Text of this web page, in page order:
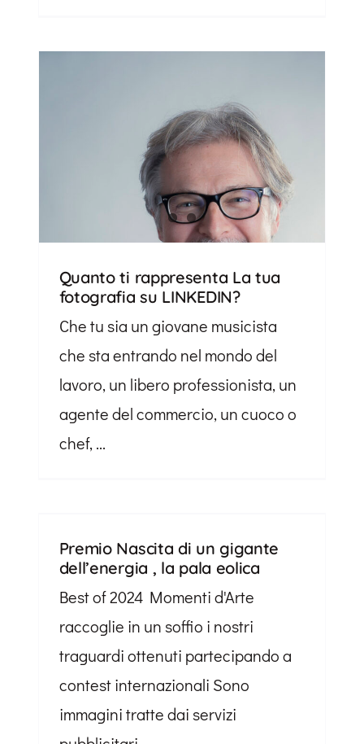
Quanto ti rappresenta La tua
fotografia su LINKEDIN?
Che tu sia un giovane musicista
che sta entrando nel mondo del
lavoro, un libero professionista, un
agente del commercio, un cuoco o
chef, ...
Premio Nascita di un gigante
dell’energia , la pala eolica
Best of 2024 Momenti d'Arte
raccoglie in un soffio i nostri
traguardi ottenuti partecipando a
contest internazionali Sono
immagini tratte dai servizi